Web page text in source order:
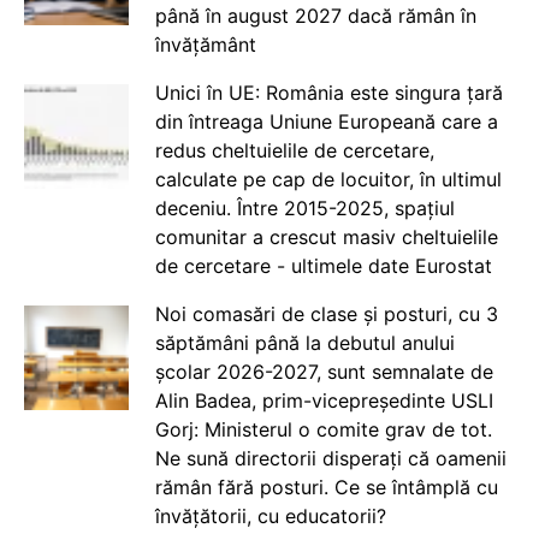
până în august 2027 dacă rămân în
învățământ
Unici în UE: România este singura țară
din întreaga Uniune Europeană care a
redus cheltuielile de cercetare,
calculate pe cap de locuitor, în ultimul
deceniu. Între 2015-2025, spațiul
comunitar a crescut masiv cheltuielile
de cercetare - ultimele date Eurostat
Noi comasări de clase și posturi, cu 3
săptămâni până la debutul anului
școlar 2026-2027, sunt semnalate de
Alin Badea, prim-vicepreședinte USLI
Gorj: Ministerul o comite grav de tot.
Ne sună directorii disperați că oamenii
rămân fără posturi. Ce se întâmplă cu
învățătorii, cu educatorii?